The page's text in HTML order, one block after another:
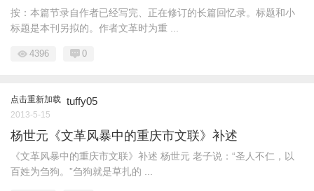
按：本篇节录自作者已经写完、正在修订的长篇回忆录。标题和小
标题是本刊另拟的。作者文革时为重 ...
4396 0
点击重新加载 tuffy05
2013-5-15
杨世元《文革风暴中的重庆市文联》补述
《文革风暴中的重庆市文联》补述 杨世元 老子说：“圣人不仁，以
百姓为刍狗。”刍狗就是草扎的 ...